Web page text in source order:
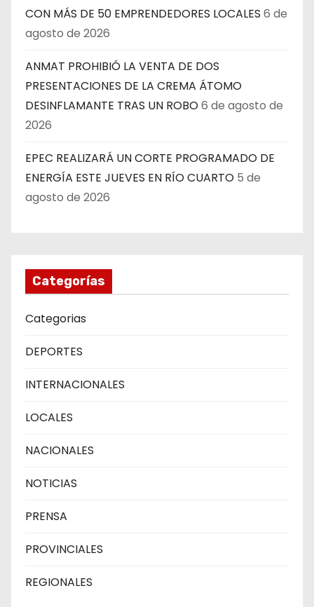
CON MÁS DE 50 EMPRENDEDORES LOCALES 6 de
agosto de 2026
ANMAT PROHIBIÓ LA VENTA DE DOS
PRESENTACIONES DE LA CREMA ÁTOMO
DESINFLAMANTE TRAS UN ROBO6 de agosto de
2026
EPEC REALIZARÁ UN CORTE PROGRAMADO DE
ENERGÍA ESTE JUEVES EN RÍO CUARTO 5 de
agosto de 2026
Categorías
Categorias
DEPORTES
INTERNACIONALES
LOCALES
NACIONALES
NOTICIAS
PRENSA
PROVINCIALES
REGIONALES